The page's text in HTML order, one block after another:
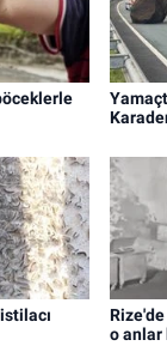
Rize'de
o anlar